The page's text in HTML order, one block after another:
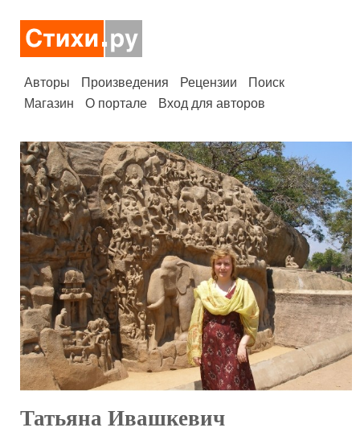
Авторы Произведения Рецензии
Поиск
Магазин
О портале Вход для авторов
Татьяна Ивашкевич